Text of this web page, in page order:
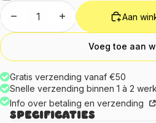
Aantal verlagenAantal verhogenAan
Voeg toe aan
Gratis verzending vanaf €50
Snelle verzending binnen 1 à 2
Info over betaling en verzending
Specificaties